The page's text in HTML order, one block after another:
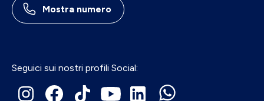
Mostra numero
Seguici sui nostri profili Social: